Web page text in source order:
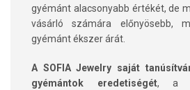
gyémánt alacsonyabb értékét, de
vásárló számára előnyösebb,
gyémánt ékszer árát.
A SOFIA Jewelry saját
gyémántok eredetiségét, a